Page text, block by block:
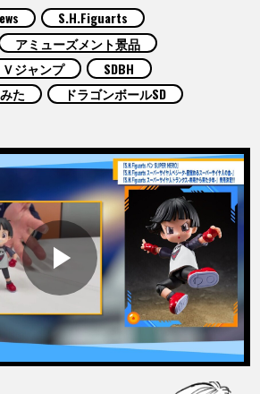
FR DE ES
S.H.Figuarts
アミューズメント景品
Ｖジャンプ
SDBH
た
ドラゴンボールSD